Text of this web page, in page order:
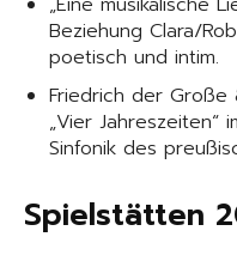
Beziehung Clara/
poetisch und intim.
Friedrich der Große
„Vier Jahreszeiten“
Sinfonik des
Spielstätten